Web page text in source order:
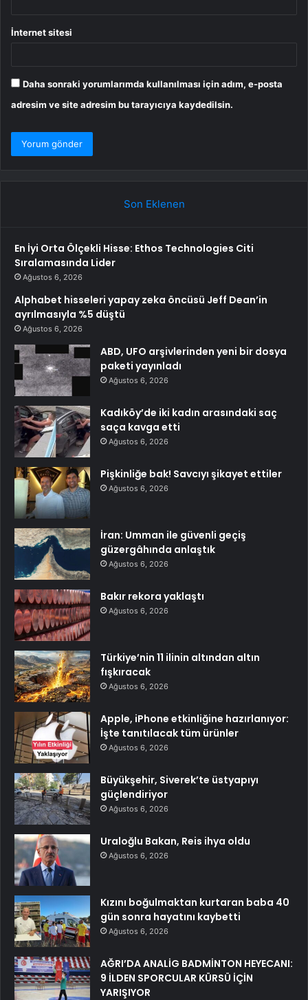
İnternet sitesi
Daha sonraki yorumlarımda kullanılması için adım, e-posta
adresim ve site adresim bu tarayıcıya kaydedilsin.
Son Eklenen
En İyi Orta Ölçekli Hisse: Ethos Technologies Citi
Sıralamasında Lider
Ağustos 6, 2026
Alphabet hisseleri yapay zeka öncüsü Jeff Dean’in
ayrılmasıyla %5 düştü
Ağustos 6, 2026
ABD, UFO arşivlerinden yeni bir dosya
paketi yayınladı
Ağustos 6, 2026
Kadıköy’de iki kadın arasındaki saç
saça kavga etti
Ağustos 6, 2026
Pişkinliğe bak! Savcıyı şikayet ettiler
Ağustos 6, 2026
İran: Umman ile güvenli geçiş
güzergâhında anlaştık
Ağustos 6, 2026
Bakır rekora yaklaştı
Ağustos 6, 2026
Türkiye’nin 11 ilinin altından altın
fışkıracak
Ağustos 6, 2026
Apple, iPhone etkinliğine hazırlanıyor:
İşte tanıtılacak tüm ürünler
Ağustos 6, 2026
Büyükşehir, Siverek’te üstyapıyı
güçlendiriyor
Ağustos 6, 2026
Uraloğlu Bakan, Reis ihya oldu
Ağustos 6, 2026
Kızını boğulmaktan kurtaran baba 40
gün sonra hayatını kaybetti
Ağustos 6, 2026
AĞRI’DA ANALİG BADMİNTON HEYECANI:
9 İLDEN SPORCULAR KÜRSÜ İÇİN
YARIŞIYOR